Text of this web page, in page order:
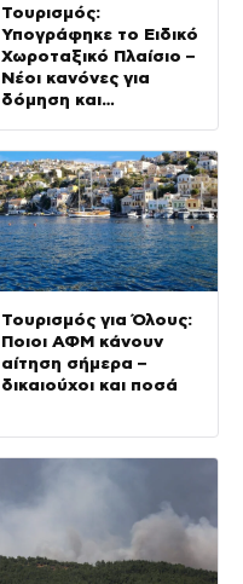
Τουρισμός:
Υπογράφηκε το Ειδικό
Χωροταξικό Πλαίσιο –
Νέοι κανόνες για
δόμηση και
Τουρισμός για Όλους:
Ποιοι ΑΦΜ κάνουν
αίτηση σήμερα –
δικαιούχοι και ποσά